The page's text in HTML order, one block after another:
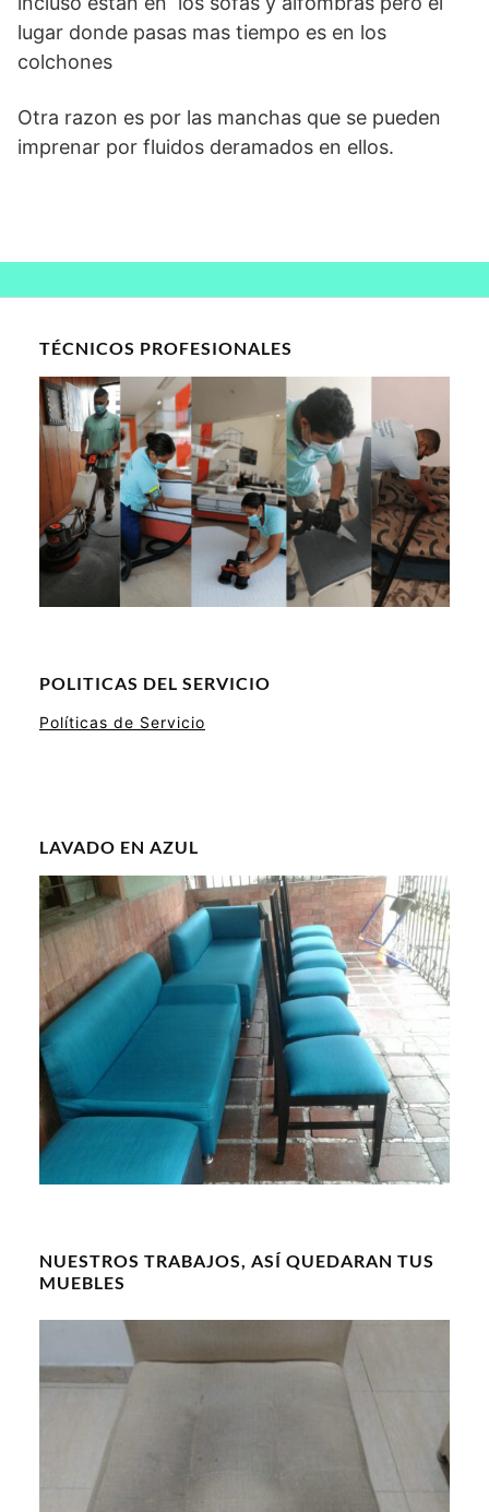
lugar donde pasas mas tiempo es en los
colchones
Otra razon es por las manchas que se pueden
imprenar por fluidos deramados en ellos.
TÉCNICOS PROFESIONALES
POLITICAS DEL SERVICIO
Políticas de Servicio
LAVADO EN AZUL
NUESTROS TRABAJOS, ASÍ QUEDARAN TUS
MUEBLES